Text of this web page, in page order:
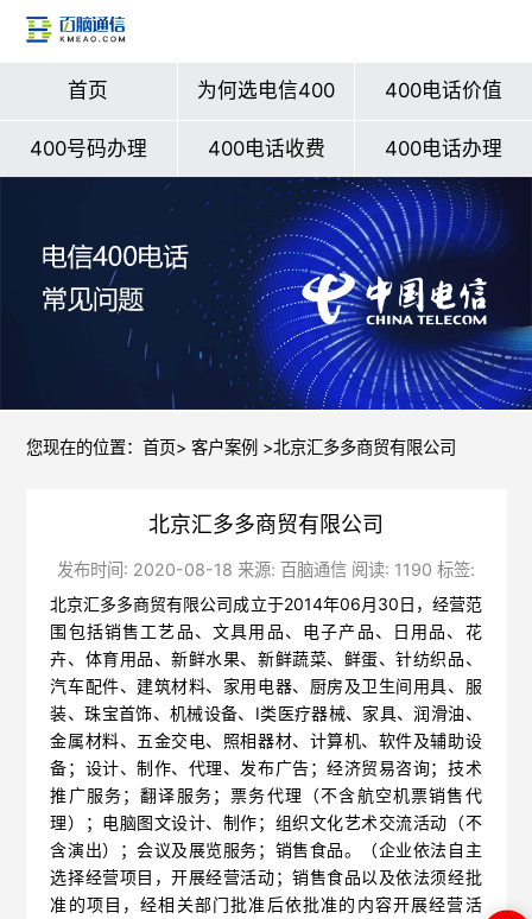
首页 为何选电信400 400电话价值
400号码办理 400电话收费 400电话办理
您现在的位置： 首页> 客户案例 >北京汇多多商贸有限公司
北京汇多多商贸有限公司
发布时间: 2020-08-18 来源: 百脑通信 阅读: 1190 标签:
北京汇多多商贸有限公司成立于2014年06月30日，经营范
围包括销售工艺品、文具用品、电子产品、日用品、花
卉、体育用品、新鲜水果、新鲜蔬菜、鲜蛋、针纺织品、
汽车配件、建筑材料、家用电器、厨房及卫生间用具、服
装、珠宝首饰、机械设备、Ⅰ类医疗器械、家具、润滑油、
金属材料、五金交电、照相器材、计算机、软件及辅助设
备；设计、制作、代理、发布广告；经济贸易咨询；技术
推广服务；翻译服务；票务代理（不含航空机票销售代
理）；电脑图文设计、制作；组织文化艺术交流活动（不
含演出）；会议及展览服务；销售食品。（企业依法自主
选择经营项目，开展经营活动；销售食品以及依法须经批
准的项目，经相关部门批准后依批准的内容开展经营活